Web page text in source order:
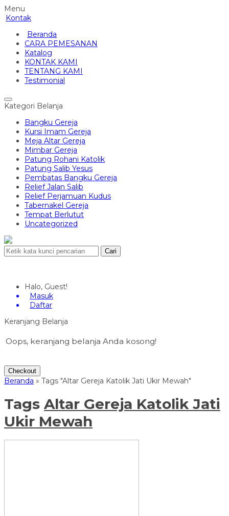
Menu
Kontak
Beranda
CARA PEMESANAN
Katalog
KONTAK KAMI
TENTANG KAMI
Testimonial
Kategori Belanja
Bangku Gereja
Kursi Imam Gereja
Meja Altar Gereja
Mimbar Gereja
Patung Rohani Katolik
Patung Salib Yesus
Pembatas Bangku Gereja
Relief Jalan Salib
Relief Perjamuan Kudus
Tabernakel Gereja
Tempat Berlutut
Uncategorized
Cari
Halo, Guest!
Masuk
Daftar
Keranjang Belanja
Oops, keranjang belanja Anda kosong!
Checkout
Beranda » Tags "Altar Gereja Katolik Jati Ukir Mewah"
Tags Altar Gereja Katolik Jati
Ukir Mewah